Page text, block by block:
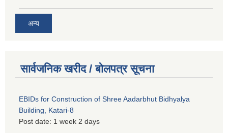
अन्य
सार्वजनिक खरीद / बोलपत्र सूचना
EBIDs for Construction of Shree Aadarbhut Bidhyalya
Building, Katari-8
Post date: 1 week 2 days